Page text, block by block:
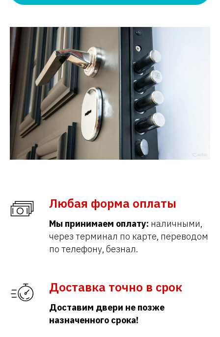
Любая форма оплаты
Мы принимаем оплату: наличными,
через терминал по карте, переводом
по телефону, безнал.
Доставка точно в срок
Доставим двери не позже
назначенного срока!